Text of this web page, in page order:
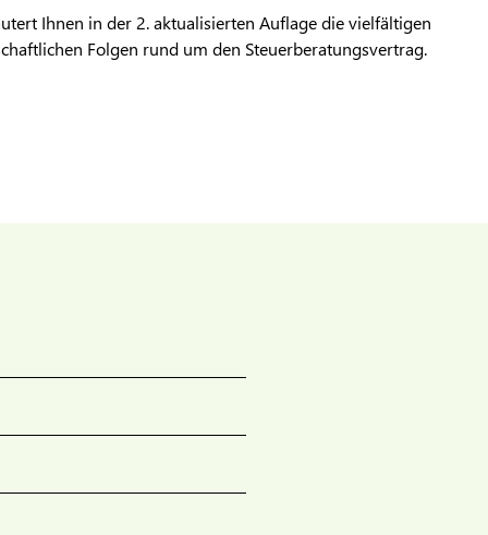
Ihnen in der 2. aktualisierten Auflage die vielfältigen
Folgen rund um den Steuerberatungsvertrag.